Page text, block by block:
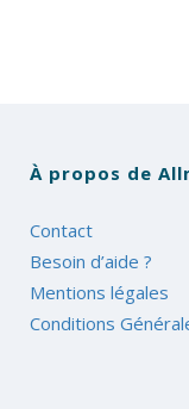
À propos de
Contact
Besoin d’aide ?
Mentions légales
Conditions